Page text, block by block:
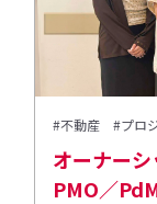
#不動産 #プロ
オーナーシ
PMO／